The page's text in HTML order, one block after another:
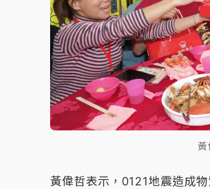
黃
黃偉哲表示，0121地震造成